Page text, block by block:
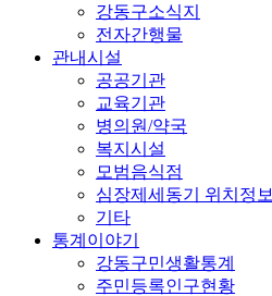
강동구소식지
전자간행물
관내시설
공공기관
교육기관
병의원/약국
복지시설
모범음식점
심장제세동기 위치정보
기타
통계이야기
강동구민생활통계
주민등록인구현황